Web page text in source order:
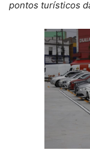
pontos turísticos